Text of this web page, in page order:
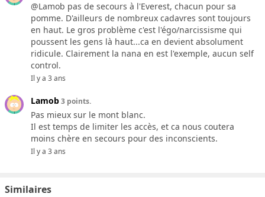
@Lamob pas de secours à l'Everest, chacun pour sa
pomme. D'ailleurs de nombreux cadavres sont toujours
en haut. Le gros problème c'est l'égo/narcissisme qui
poussent les gens là haut...ca en devient absolument
ridicule. Clairement la nana en est l'exemple, aucun self
control.
Il y a 3 ans
Lamob3 points.
Pas mieux sur le mont blanc.
Il est temps de limiter les accès, et ca nous coutera
moins chère en secours pour des inconscients.
Il y a 3 ans
Similaires